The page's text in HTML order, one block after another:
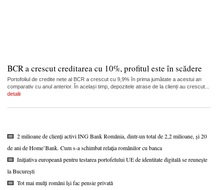
BCR a crescut creditarea cu 10%, profitul este în scădere
Portofoliul de credite nete al BCR a crescut cu 9,9% în prima jumătate a acestui an
comparativ cu anul anterior. În același timp, depozitele atrase de la clienți au crescut...
detalii
2 milioane de clienți activi ING Bank România, dintr-un total de 2,2 milioane, și 20
de ani de Home’Bank. Cum s-a schimbat relația românilor cu banca
Inițiativa europeană pentru testarea portofelului UE de identitate digitală se reunește
la București
Tot mai mulți români își fac pensie privată